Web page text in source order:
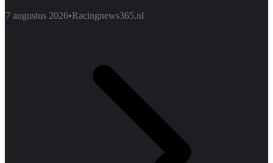
7 augustus 2026•Racingnews365.nl